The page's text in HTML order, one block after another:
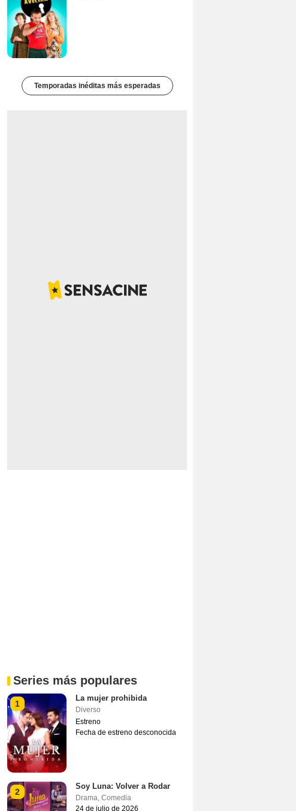
Temporadas inéditas más esperadas
Series más populares
1
La mujer prohibida
Diverso
Estreno
Fecha de estreno desconocida
2
Soy Luna: Volver a Rodar
Drama, Comedia
24 de julio de 2026